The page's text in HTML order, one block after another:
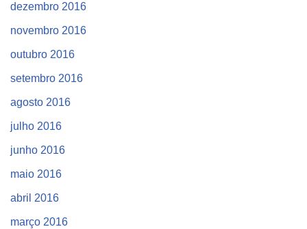
dezembro 2016
novembro 2016
outubro 2016
setembro 2016
agosto 2016
julho 2016
junho 2016
maio 2016
abril 2016
março 2016